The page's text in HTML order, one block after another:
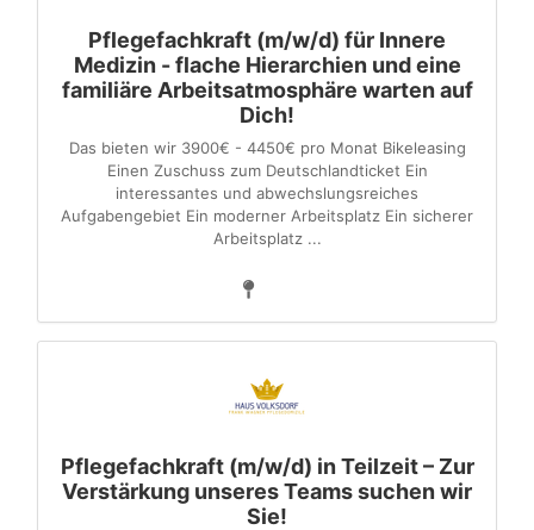
Pflegefachkraft (m/w/d) für Innere
Medizin - flache Hierarchien und eine
familiäre Arbeitsatmosphäre warten auf
Dich!
Das bieten wir 3900€ - 4450€ pro Monat Bikeleasing
Einen Zuschuss zum Deutschlandticket Ein
interessantes und abwechslungsreiches
Aufgabengebiet Ein moderner Arbeitsplatz Ein sicherer
Arbeitsplatz ...
Pflegefachkraft (m/w/d) in Teilzeit – Zur
Verstärkung unseres Teams suchen wir
Sie!